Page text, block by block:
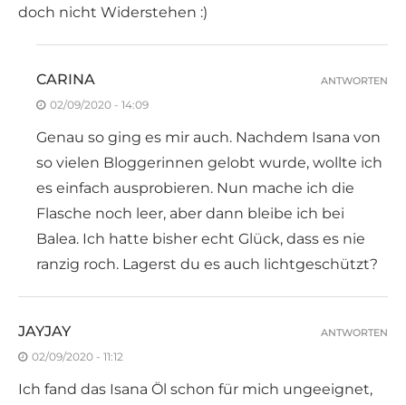
doch nicht Widerstehen :)
CARINA
02/09/2020 - 14:09
Genau so ging es mir auch. Nachdem Isana von
so vielen Bloggerinnen gelobt wurde, wollte ich
es einfach ausprobieren. Nun mache ich die
Flasche noch leer, aber dann bleibe ich bei
Balea. Ich hatte bisher echt Glück, dass es nie
ranzig roch. Lagerst du es auch lichtgeschützt?
ANTWORTEN
JAYJAY
02/09/2020 - 11:12
Ich fand das Isana Öl schon für mich ungeeignet,
ANTWORTEN